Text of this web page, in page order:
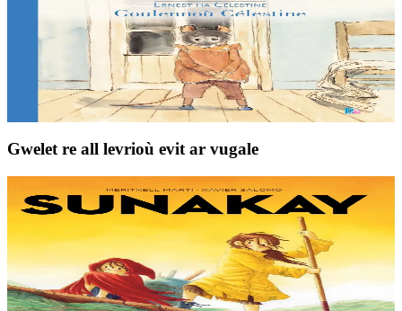
Goulennoù Célestine
C’hoant he deus Célestine da c’houzout eus pelec’h e teu.
13,00 €
Gwelet re all levrioù evit ar vugale
TES
Sunakay
Deuet eo ar mor da vezañ ur pezh lennad loustoni hep netra vev
ennañ ken. Div c’hoar zo o chom war un enez plastik, o klask bevañ
evel ma c’hallont, e-touez al lastez....